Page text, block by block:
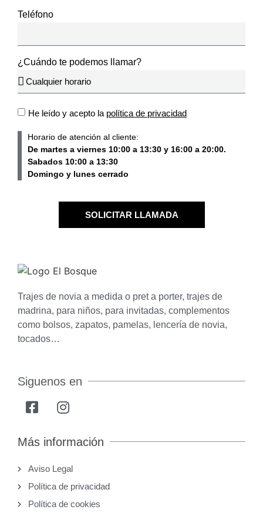
Teléfono
¿Cuándo te podemos llamar?
He leído y acepto la política de privacidad
Horario de atención al cliente:
De martes a viernes 10:00 a 13:30 y 16:00 a 20:00.
Sabados 10:00 a 13:30
Domingo y lunes cerrado
SOLICITAR LLAMADA
Trajes de novia a medida o pret a porter, trajes de
madrina, para niños, para invitadas, complementos
como bolsos, zapatos, pamelas, lencería de novia,
tocados…
Siguenos en
Más información
Aviso Legal
Política de privacidad
Política de cookies